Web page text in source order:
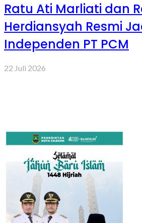
Ratu Ati Marliati dan
Herdiansyah Resmi
Independen PT PCM
22 Juli 2026